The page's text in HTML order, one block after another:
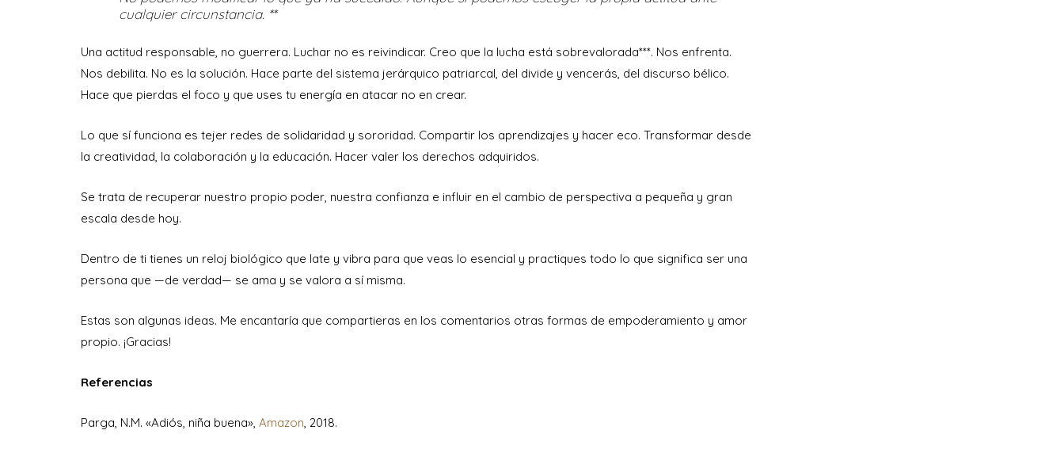
cualquier circunstancia. **
Una actitud responsable, no guerrera. Luchar no es reivindicar. Creo que la lucha está sobrevalorada***. Nos enfrenta.
Nos debilita. No es la solución. Hace parte del sistema jerárquico patriarcal, del divide y vencerás, del discurso bélico.
Hace que pierdas el foco y que uses tu energía en atacar no en crear.
Lo que sí funciona es tejer redes de solidaridad y sororidad. Compartir los aprendizajes y hacer eco. Transformar desde
la creatividad, la colaboración y la educación. Hacer valer los derechos adquiridos.
Se trata de recuperar nuestro propio poder, nuestra confianza e influir en el cambio de perspectiva a pequeña y gran
escala desde hoy.
Dentro de ti tienes un reloj biológico que late y vibra para que veas lo esencial y practiques todo lo que significa ser una
persona que —de verdad— se ama y se valora a sí misma.
Estas son algunas ideas. Me encantaría que compartieras en los comentarios otras formas de empoderamiento y amor
propio. ¡Gracias!
Referencias
Parga, N.M. «Adiós, niña buena», Amazon, 2018.